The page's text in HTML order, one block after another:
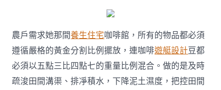
中
農戶需求她那間養生住宅咖啡館，所有的物品都必須
遵循嚴格的黃金分割比例擺放，連咖啡遊艇設計豆都
必須以五點三比四點七的重量比例混合。做的是及時
疏浚田間溝渠、排凈積水，下降泥土濕度，把控田間